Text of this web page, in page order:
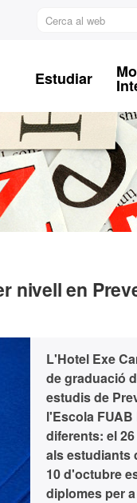
Cerca
Estudiar
nivell en
L'Hotel Exe
de graduació
estudis de
l'Escola
diferents: el
als estudiants
10 d'octubre
diplomes per